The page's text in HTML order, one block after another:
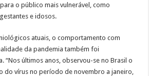
o público mais vulnerável, como
e idosos.
atuais, o comportamento com
da pandemia também foi
“Nos últimos anos, observou-se no Brasil o
do vírus no período de novembro a janeiro,